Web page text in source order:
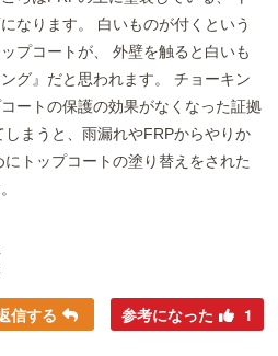
なります。 白いものが付くという
プコートが、 外壁を触ると白いも
グ』だと思われます。 チョーキン
ートの保護の効果がなくなった証拠
まうと、雨漏れやFRPからやりか
トップコートの塗り替えをされた
信する 参考になった 1